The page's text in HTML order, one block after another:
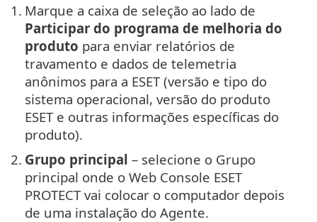
1. Marque a caixa de seleção ao lado de
Participar do programa de melhoria do
produto para enviar relatórios de
travamento e dados de telemetria
anônimos para a ESET (versão e tipo do
sistema operacional, versão do produto
ESET e outras informações específicas do
produto).
2. Grupo principal – selecione o Grupo
principal onde o Web Console ESET
PROTECT vai colocar o computador depois
de uma instalação do Agente.